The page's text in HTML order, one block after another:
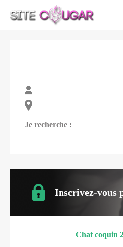
Je recherche :
Inscrivez-vous
Chat coquin